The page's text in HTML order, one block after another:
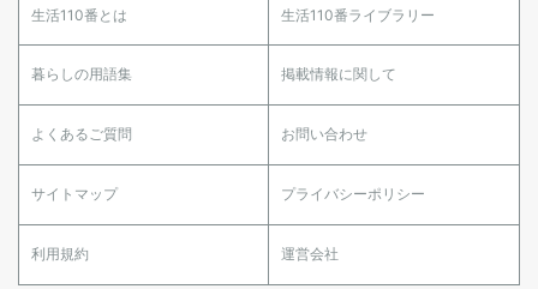
生活110番とは 生活110番ライブラリー
暮らしの用語集 掲載情報に関して
よくあるご質問 お問い合わせ
サイトマップ プライバシーポリシー
利用規約 運営会社